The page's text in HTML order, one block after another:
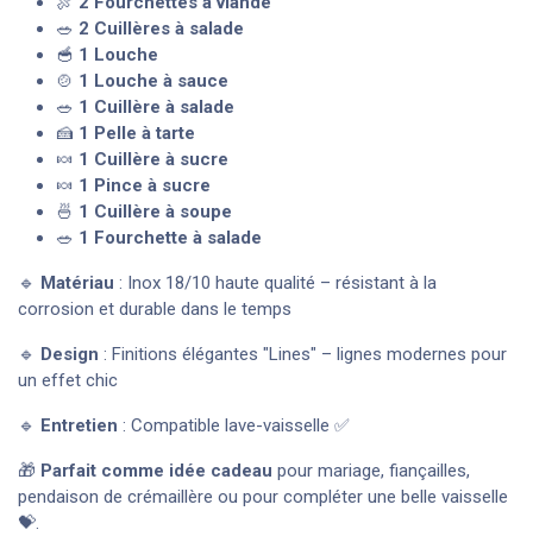
🥗 2 Cuillères à salade
🥣 1 Louche
🍲 1 Louche à sauce
🥗 1 Cuillère à salade
🍰 1 Pelle à tarte
🍬 1 Cuillère à sucre
🍬 1 Pince à sucre
🍜 1 Cuillère à soupe
🥗 1 Fourchette à salade
🔹 Matériau : Inox 18/10 haute qualité – résistant à la
corrosion et durable dans le temps
🔹 Design : Finitions élégantes "Lines" – lignes modernes pour
un effet chic
🔹 Entretien : Compatible lave-vaisselle ✅
🎁 Parfait comme idée cadeau pour mariage, fiançailles,
pendaison de crémaillère ou pour compléter une belle vaisselle
💝.